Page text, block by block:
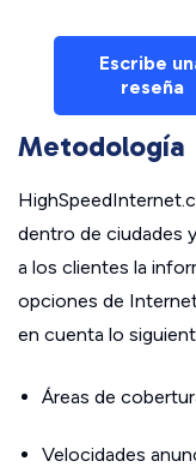
Escribe
reseña
Metodología
dentro de ciudades
a los clientes la
opciones de
en cuenta lo
Áreas de
Velocidades